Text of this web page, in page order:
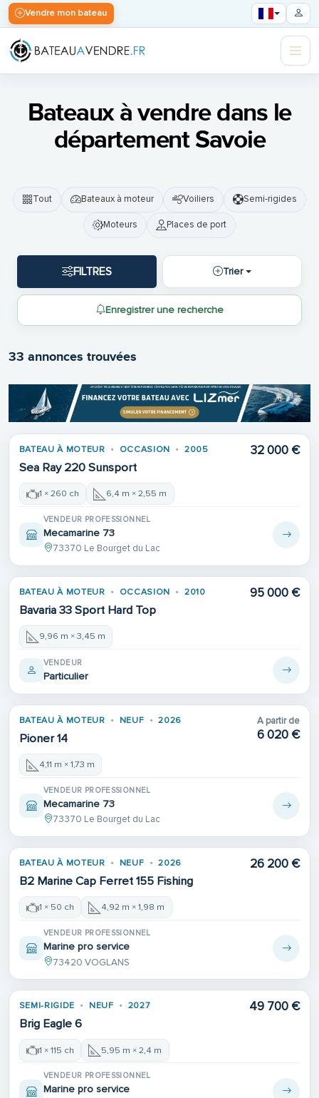
Vendre mon bateau
Bateaux à vendre dans le
département Savoie
Tout Bateaux à moteur Voiliers Semi-rigides
Moteurs Places de port
FILTRES Trier
Enregistrer une recherche
33 annonces trouvées
BATEAU À MOTEUR OCCASION 2005
Sea Ray 220 Sunsport
32 000 €
1 × 260 ch 6,4 m × 2,55 m
VENDEUR PROFESSIONNEL
Mecamarine 73
73370 Le Bourget du Lac
BATEAU À MOTEUR OCCASION 2010
Bavaria 33 Sport Hard Top
95 000 €
9,96 m × 3,45 m
VENDEUR
Particulier
BATEAU À MOTEUR NEUF 2026
Pioner 14
A partir de
6 020 €
4,11 m × 1,73 m
VENDEUR PROFESSIONNEL
Mecamarine 73
73370 Le Bourget du Lac
BATEAU À MOTEUR NEUF 2026
B2 Marine Cap Ferret 155 Fishing
26 200 €
1 × 50 ch 4,92 m × 1,98 m
VENDEUR PROFESSIONNEL
Marine pro service
73420 VOGLANS
SEMI-RIGIDE NEUF 2027
Brig Eagle 6
49 700 €
1 × 115 ch 5,95 m × 2,4 m
VENDEUR PROFESSIONNEL
Marine pro service